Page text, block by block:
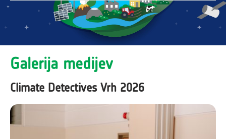
Galerija medijev
Climate Detectives Vrh 2026